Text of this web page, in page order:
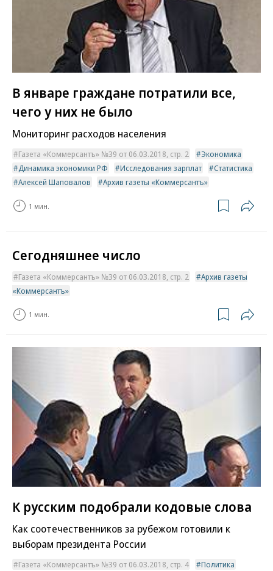
В январе граждане потратили все,
чего у них не было
Мониторинг расходов населения
Газета «Коммерсантъ» №39 от 06.03.2018, стр. 2
Экономика
Динамика экономики РФ
Исследования зарплат
Статистика
Алексей Шаповалов
Архив газеты «Коммерсантъ»
1 мин.
Сегодняшнее число
Газета «Коммерсантъ» №39 от 06.03.2018, стр. 2
Архив газеты
«Коммерсантъ»
1 мин.
К русским подобрали кодовые слова
Как соотечественников за рубежом готовили к
выборам президента России
Газета «Коммерсантъ» №39 от 06.03.2018, стр. 4
Политика